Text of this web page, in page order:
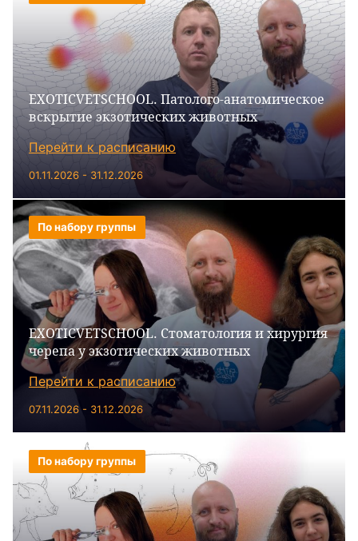
EXOTICVETSCHOOL. Патолого-анатомическое
вскрытие экзотических животных
Перейти к расписанию
01.11.2026 - 31.12.2026
По набору группы
EXOTICVETSCHOOL. Стоматология и хирургия
черепа у экзотических животных
Перейти к расписанию
07.11.2026 - 31.12.2026
По набору группы